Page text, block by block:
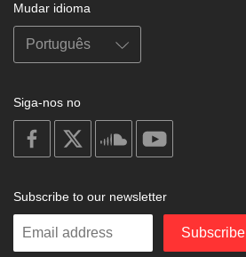
Mudar idioma
Siga-nos no
on
facebook
soundcloud
Subscribe to our newsletter
Enter
Subscribe